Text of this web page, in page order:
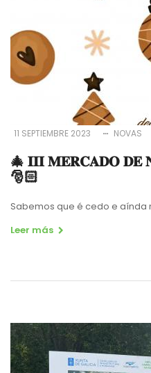
11 SEPTIEMBRE 2023 NOVAS
🎄 𝐈𝐈𝐈 𝐌𝐄𝐑𝐂𝐀𝐃𝐎
🎅🏻
Sabemos que é cedo e aínda
Leer más